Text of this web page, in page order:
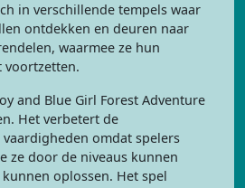
in verschillende tempels waar
ontdekken en deuren naar
waarmee ze hun
voortzetten.
and Blue Girl Forest Adventure
Het verbetert de
omdat spelers
ze door de niveaus kunnen
oplossen. Het spel